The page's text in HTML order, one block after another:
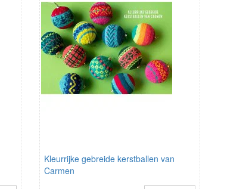
Kleurrijke gebreide kerstballen van
Carmen